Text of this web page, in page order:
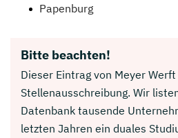
Papenburg
Bitte beachten!
Dieser Eintrag von Meyer
Stellenausschreibung. Wir
Datenbank tausende
letzten Jahren ein duales